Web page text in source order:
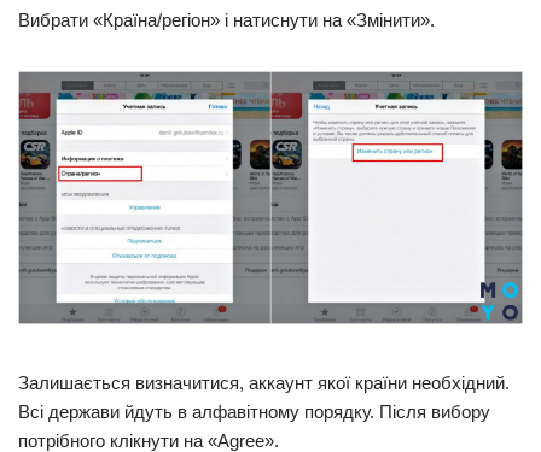
Вибрати «Країна/регіон» і натиснути на «Змінити».
Залишається визначитися, аккаунт якої країни необхідний.
Всі держави йдуть в алфавітному порядку. Після вибору
потрібного клікнути на «Agree».